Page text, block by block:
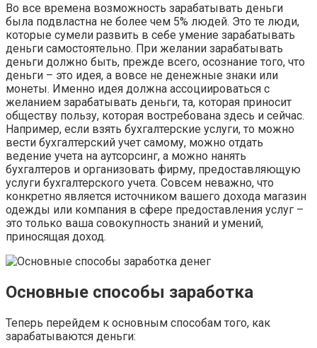
Во все времена возможность зарабатывать деньги
была подвластна не более чем 5% людей. Это те люди,
которые сумели развить в себе умение зарабатывать
деньги самостоятельно. При желании зарабатывать
деньги должно быть, прежде всего, осознание того, что
деньги – это идея, а вовсе не денежные знаки или
монеты. Именно идея должна ассоциироваться с
желанием зарабатывать деньги, та, которая приносит
обществу пользу, которая востребована здесь и сейчас.
Например, если взять бухгалтерские услуги, то можно
вести бухгалтерский учет самому, можно отдать
ведение учета на аутсорсинг, а можно нанять
бухгалтеров и организовать фирму, предоставляющую
услуги бухгалтерского учета. Совсем неважно, что
конкретно является источником вашего дохода магазин
одежды или компания в сфере предоставления услуг –
это только ваша совокупность знаний и умений,
приносящая доход.
Основные способы заработка
Теперь перейдем к основным способам того, как
зарабатываются деньги: